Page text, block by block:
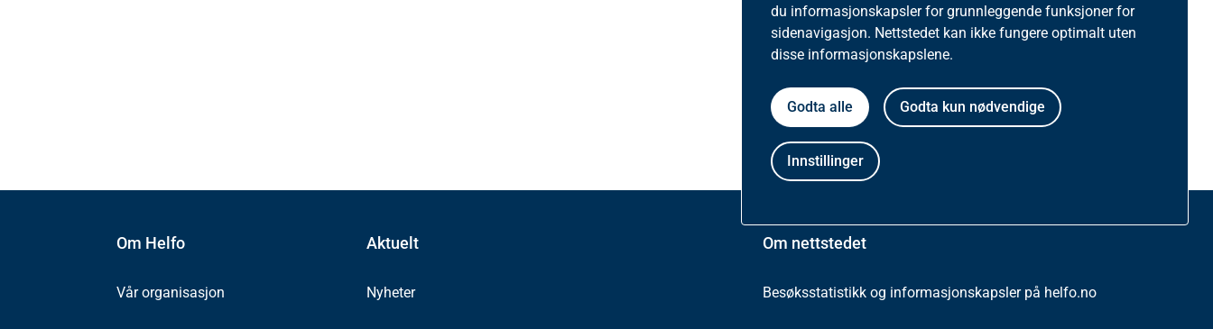
du informasjonskapsler for grunnleggende funksjoner for
sidenavigasjon. Nettstedet kan ikke fungere optimalt uten
disse informasjonskapslene.
Godta alle Godta kun nødvendige
Innstillinger
Om Helfo
Vår organisasjon
Aktuelt
Nyheter
Om nettstedet
Besøksstatistikk og informasjonskapsler på helfo.no